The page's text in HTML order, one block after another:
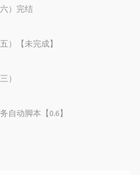
）完结
）【未完成】
）
自动脚本【0.6】